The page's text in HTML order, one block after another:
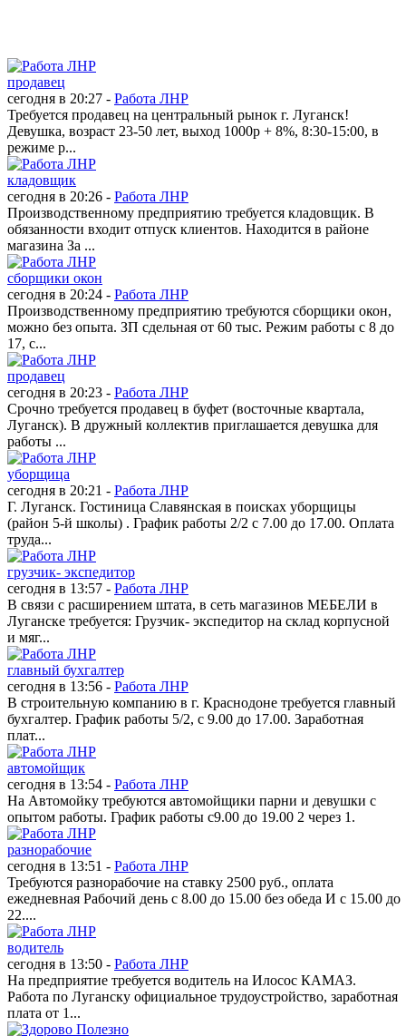
продавец
сегодня в 20:27 - Работа ЛНР
Требуется продавец на центральный рынок г. Луганск!
Девушка, возраст 23-50 лет, выход 1000р + 8%, 8:30-15:00, в
режиме р...
кладовщик
сегодня в 20:26 - Работа ЛНР
Производственному предприятию требуется кладовщик. В
обязанности входит отпуск клиентов. Находится в районе
магазина За ...
сборщики окон
сегодня в 20:24 - Работа ЛНР
Производственному предприятию требуются сборщики окон,
можно без опыта. ЗП сдельная от 60 тыс. Режим работы с 8 до
17, с...
продавец
сегодня в 20:23 - Работа ЛНР
Срочно требуется продавец в буфет (восточные квартала,
Луганск). В дружный коллектив приглашается девушка для
работы ...
уборщица
сегодня в 20:21 - Работа ЛНР
Г. Луганск. Гостиница Славянская в поисках уборщицы
(район 5-й школы) . График работы 2/2 с 7.00 до 17.00. Оплата
труда...
грузчик- экспедитор
сегодня в 13:57 - Работа ЛНР
В связи с расширением штата, в сеть магазинов МЕБЕЛИ в
Луганске требуется: Грузчик- экспедитор на склад корпусной
и мяг...
главный бухгалтер
сегодня в 13:56 - Работа ЛНР
В строительную компанию в г. Краснодоне требуется главный
бухгалтер. График работы 5/2, с 9.00 до 17.00. Заработная
плат...
автомойщик
сегодня в 13:54 - Работа ЛНР
На Автомойку требуются автомойщики парни и девушки с
опытом работы. График работы с9.00 до 19.00 2 через 1.
разнорабочие
сегодня в 13:51 - Работа ЛНР
Требуются разнорабочие на ставку 2500 руб., оплата
ежедневная Рабочий день с 8.00 до 15.00 без обеда И с 15.00 до
22....
водитель
сегодня в 13:50 - Работа ЛНР
На предприятие требуется водитель на Илосос КАМАЗ.
Работа по Луганску официальное трудоустройство, заработная
плата от 1...